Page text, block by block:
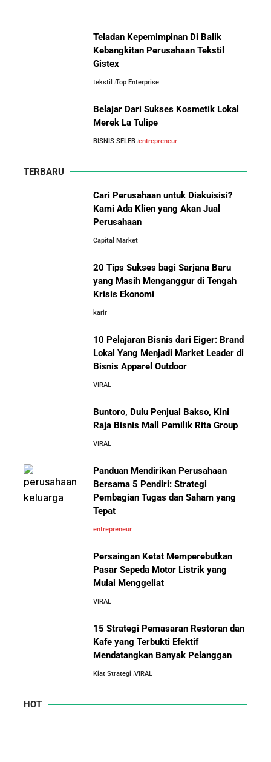
Teladan Kepemimpinan Di Balik
Kebangkitan Perusahaan Tekstil
Gistex
tekstil Top Enterprise
Belajar Dari Sukses Kosmetik Lokal
Merek La Tulipe
BISNIS SELEB entrepreneur
TERBARU
Cari Perusahaan untuk Diakuisisi?
Kami Ada Klien yang Akan Jual
Perusahaan
Capital Market
20 Tips Sukses bagi Sarjana Baru
yang Masih Menganggur di Tengah
Krisis Ekonomi
karir
10 Pelajaran Bisnis dari Eiger: Brand
Lokal Yang Menjadi Market Leader di
Bisnis Apparel Outdoor
VIRAL
Buntoro, Dulu Penjual Bakso, Kini
Raja Bisnis Mall Pemilik Rita Group
VIRAL
Panduan Mendirikan Perusahaan
Bersama 5 Pendiri: Strategi
Pembagian Tugas dan Saham yang
Tepat
entrepreneur
Persaingan Ketat Memperebutkan
Pasar Sepeda Motor Listrik yang
Mulai Menggeliat
VIRAL
15 Strategi Pemasaran Restoran dan
Kafe yang Terbukti Efektif
Mendatangkan Banyak Pelanggan
Kiat Strategi VIRAL
HOT